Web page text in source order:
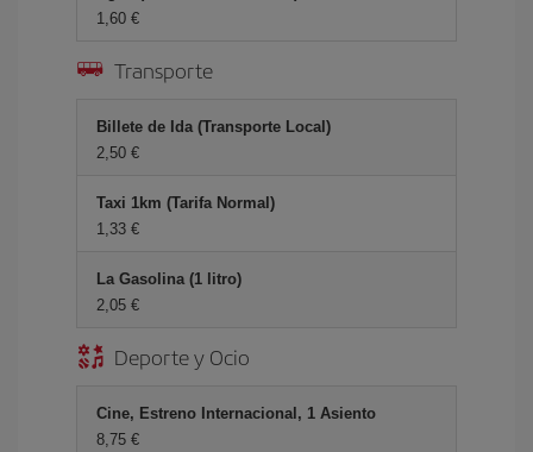
1,60 €
Transporte
Billete de Ida (Transporte Local)
2,50 €
Taxi 1km (Tarifa Normal)
1,33 €
La Gasolina (1 litro)
2,05 €
Deporte y Ocio
Cine, Estreno Internacional, 1 Asiento
8,75 €